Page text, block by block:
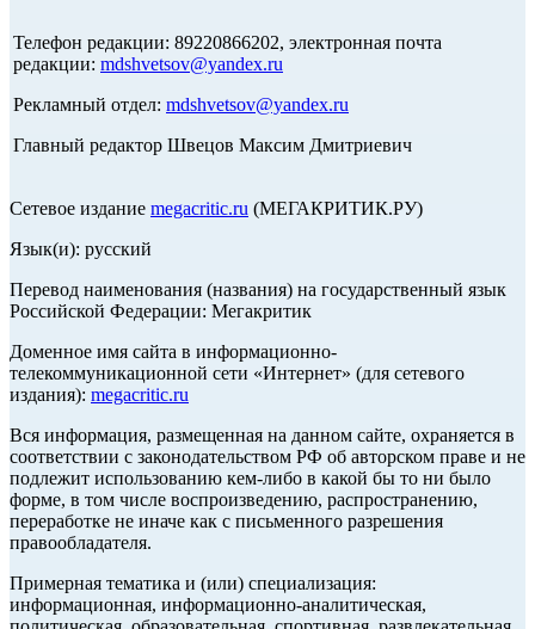
Телефон редакции: 89220866202, электронная почта
редакции: mdshvetsov@yandex.ru
Рекламный отдел: mdshvetsov@yandex.ru
Главный редактор Швецов Максим Дмитриевич
Сетевое издание megacritic.ru (МЕГАКРИТИК.РУ)
Язык(и): русский
Перевод наименования (названия) на государственный язык
Российской Федерации: Мегакритик
Доменное имя сайта в информационно-
телекоммуникационной сети «Интернет» (для сетевого
издания): megacritic.ru
Вся информация, размещенная на данном сайте, охраняется в
соответствии с законодательством РФ об авторском праве и не
подлежит использованию кем-либо в какой бы то ни было
форме, в том числе воспроизведению, распространению,
переработке не иначе как с письменного разрешения
правообладателя.
Примерная тематика и (или) специализация:
информационная, информационно-аналитическая,